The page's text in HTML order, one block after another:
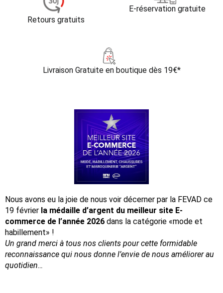
Retours gratuits
E-réservation gratuite
Livraison Gratuite en boutique dès 19€*
Nous avons eu la joie de nous voir décerner par la FEVAD ce
19 février la médaille d’argent du meilleur site E-
commerce de l’année 2026 dans la catégorie «mode et
habillement» !
Un grand merci à tous nos clients pour cette formidable
reconnaissance qui nous donne l’envie de nous améliorer au
quotidien…